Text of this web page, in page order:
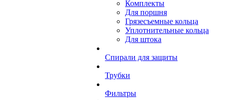
Комплекты
Для поршня
Грязесъемные кольца
Уплотнительные кольца
Для штока
Спирали для защиты
Трубки
Фильтры